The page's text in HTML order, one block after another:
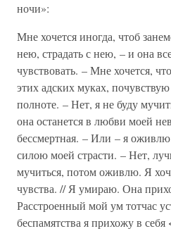
ночи»:
Мне хочется иногда, чтоб
нею, страдать с нею, – и она
чувствовать. – Мне хочется,
этих адских муках,
полноте. – Нет, я не буду
она останется в любви моей
бессмертная. – Или – я
силою моей страсти. – Нет,
мучиться, потом оживлю. Я
чувства. // Я умираю. Она
Расстроенный мой ум тотчас
беспамятства я прихожу в